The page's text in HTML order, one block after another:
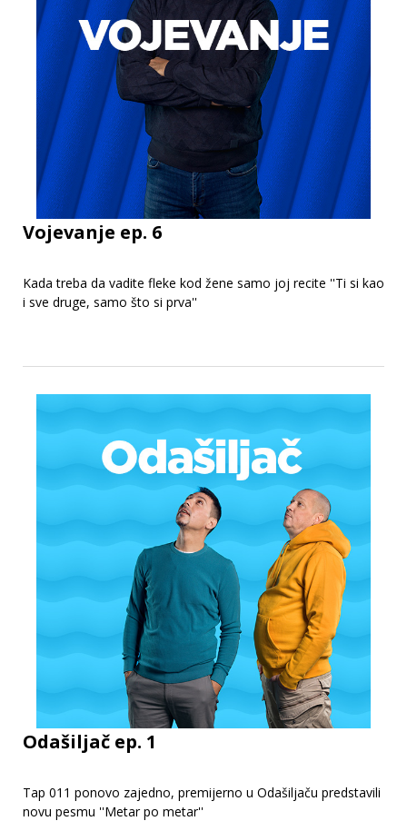
Vojevanje ep. 6
Kada treba da vadite fleke kod žene samo joj recite ''Ti si kao
i sve druge, samo što si prva''
Odašiljač ep. 1
Tap 011 ponovo zajedno, premijerno u Odašiljaču predstavili
novu pesmu ''Metar po metar''